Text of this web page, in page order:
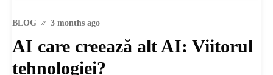
BLOG 3 months ago
AI care creează alt AI: Viitorul
tehnologiei?